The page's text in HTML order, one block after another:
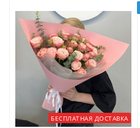
БЕСПЛАТНАЯ ДОСТАВКА